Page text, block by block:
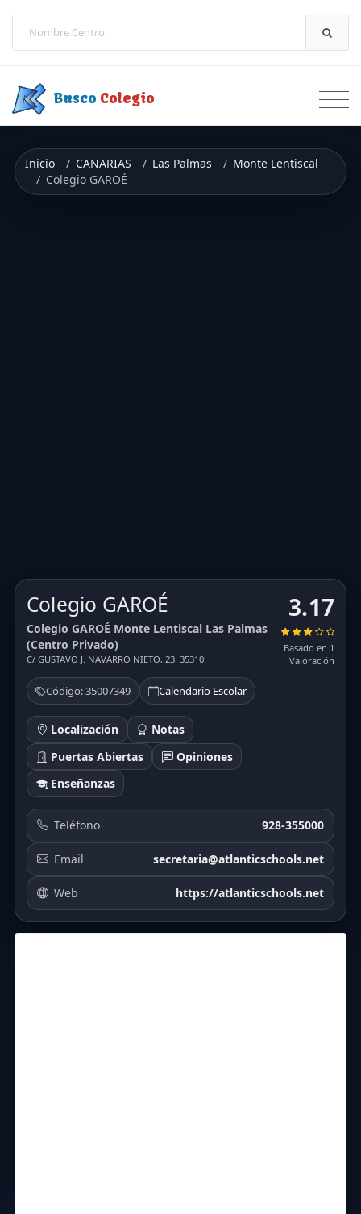
Busco Colegio
Inicio CANARIAS Las Palmas
Monte Lentiscal
Colegio GAROÉ
Colegio GAROÉ
Colegio GAROÉ Monte Lentiscal Las Palmas
(Centro Privado)
C/ GUSTAVO J. NAVARRO NIETO, 23. 35310.
Código: 35007349 Calendario Escolar
Localización
Notas
Puertas Abiertas
Opiniones
Enseñanzas
3.17
Basado en 1
Valoración
Teléfono 928-355000
Email secretaria@atlanticschools.net
Web https://atlanticschools.net